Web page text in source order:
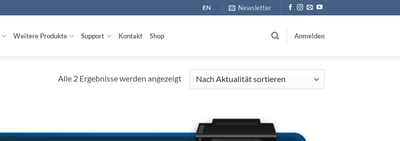
EN Newsletter
Weitere Produkte Support Kontakt Shop Anmelden
Alle 2 Ergebnisse werden angezeigtNach
Aktualität